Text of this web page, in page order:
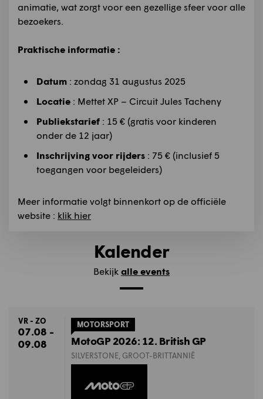
animatie, wat zorgt voor een gezellige sfeer voor alle
bezoekers.
Praktische informatie :
Datum : zondag 31 augustus 2025
Locatie : Mettet XP – Circuit Jules Tacheny
Publiekstarief : 15 € (gratis voor kinderen
onder de 12 jaar)
Inschrijving voor rijders : 75 € (inclusief 5
toegangen voor begeleiders)
Meer informatie volgt binnenkort op de officiële
website : klik hier
Kalender
Bekijk alle events
VR - ZO
07.08 -
09.08
MOTORSPORT
MotoGP 2026: 12. British GP
SILVERSTONE, GROOT-BRITTANNIË